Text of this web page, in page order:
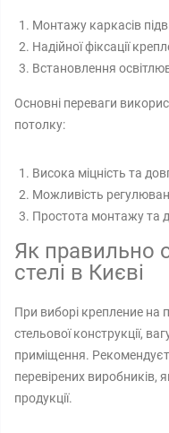
Монтажу каркасів
Надійної фіксації
Встановлення
Основні переваги
потолку:
Висока міцність та
Можливість
Простота монтажу та
Як правильно
стелі в Києві
При виборі крепление на
стельової конструкції,
приміщення.
перевірених виробників,
продукції.